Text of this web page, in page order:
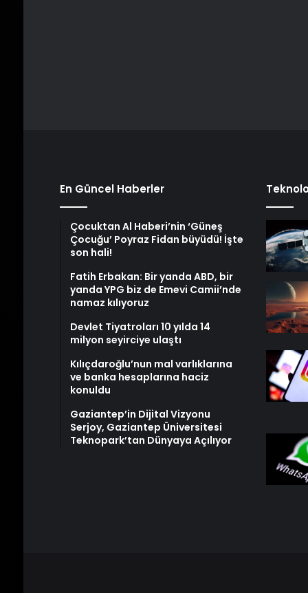
En Güncel Haberler
Çocuktan Al Haberi’nin ‘Güneş
Çocuğu’ Poyraz Fidan büyüdü! İşte
son hali!
Fatih Erbakan: Bir yanda ABD, bir
yanda YPG biz de Emevi Camii’nde
namaz kılıyoruz
Devlet Tiyatroları 10 yılda 14
milyon seyirciye ulaştı
Kılıçdaroğlu’nun mal varlıklarına
ve banka hesaplarına haciz
konuldu
Gaziantep’in Dijital Vizyonu
Serjoy, Gaziantep Üniversitesi
Teknopark’tan Dünyaya Açılıyor